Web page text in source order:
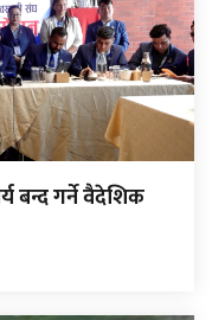
बन्द गर्ने वैदेशिक